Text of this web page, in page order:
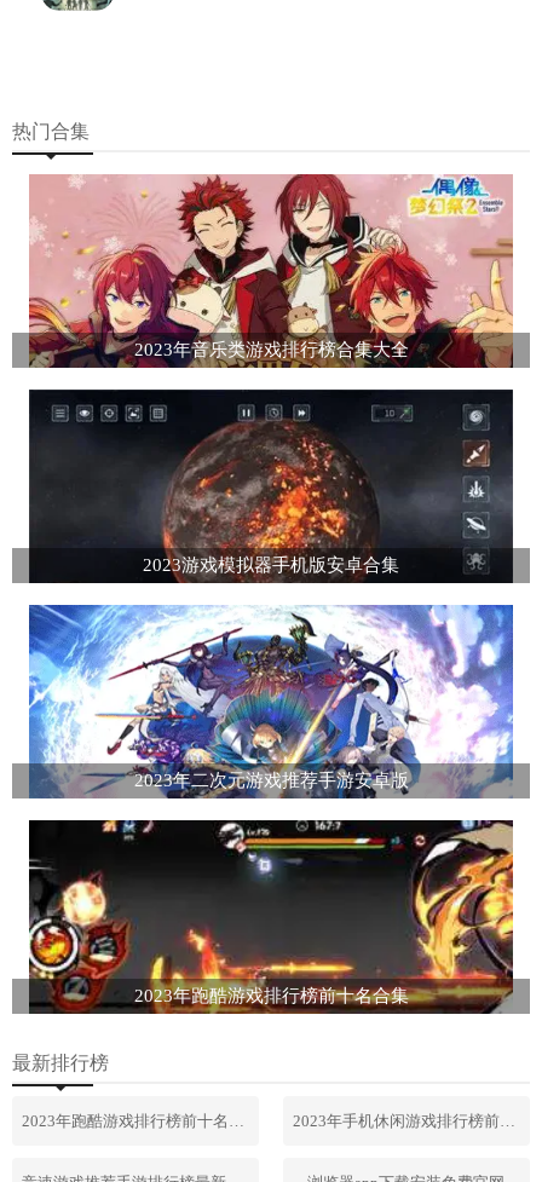
热门合集
2023年音乐类游戏排行榜合集大全
2023游戏模拟器手机版安卓合集
2023年二次元游戏推荐手游安卓版
2023年跑酷游戏排行榜前十名合集
最新排行榜
2023年跑酷游戏排行榜前十名合集 2023年手机休闲游戏排行榜前十名